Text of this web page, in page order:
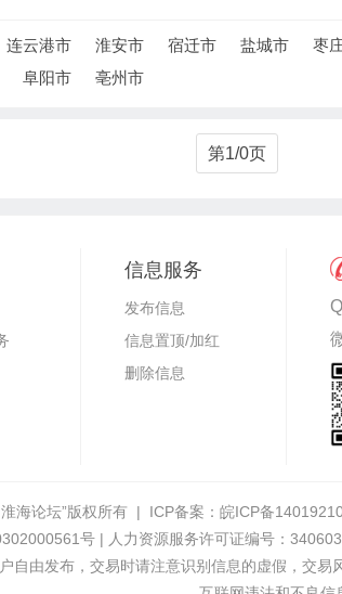
连云港市 淮安市 宿迁市 盐城市 枣
阜阳市 亳州市
第1/0页
信息服务
发布信息
信息置顶/加红
删除信息
海论坛”版权所有 | ICP备案： 皖ICP备
号 | 人力资源服务许可证编号：
自由发布，交易时请注意识别信息的虚假，交